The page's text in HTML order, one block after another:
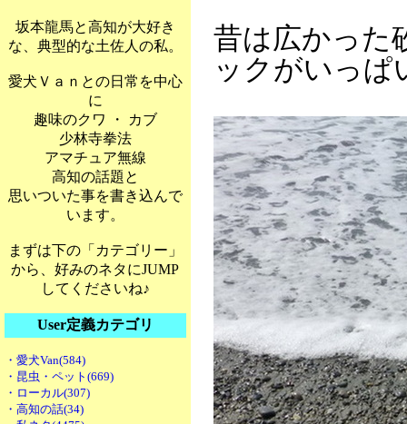
坂本龍馬と高知が大好き
な、典型的な土佐人の私。
愛犬Ｖａｎとの日常を中心
に
趣味のクワ ・ カブ
少林寺拳法
アマチュア無線
高知の話題と
思いついた事を書き込んで
います。
まずは下の「カテゴリー」
から、好みのネタにJUMP
してくださいね♪
User定義カテゴリ
・愛犬Van(584)
・昆虫・ペット(669)
・ローカル(307)
・高知の話(34)
昔は広かった
ックがいっぱ